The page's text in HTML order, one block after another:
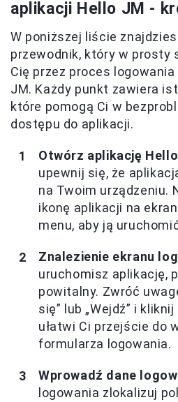
aplikacji Hello JM -
W poniższej liście
przewodnik, który w prosty
Cię przez proces
JM. Każdy punkt zawiera
które pomogą Ci w
dostępu do aplikacji.
Otwórz aplikację
upewnij się, że
na Twoim urządzeniu.
ikonę aplikacji na
menu, aby ją
Znalezienie ekranu
uruchomisz aplikację,
powitalny. Zwróć
się” lub „Wejdź” i
ułatwi Ci przejście do
formularza logowania.
Wprowadź dane
logowania zlokalizuj